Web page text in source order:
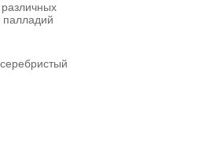
палладий